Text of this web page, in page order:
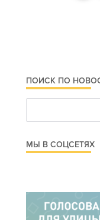
ПОИСК ПО
МЫ В СОЦСЕТЯХ